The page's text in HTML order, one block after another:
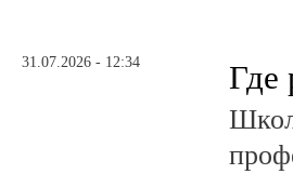
31.07.2026 - 12:34 Где